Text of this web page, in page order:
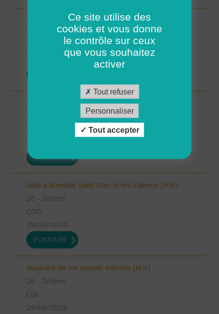
Aides à domicile (H/F)
56 - Morbihan
Aide à domicile Pont de l'Isère (H/F)
POSTULER
Aide à domicile Saint Marcel les Valence (H/F)
26 - Drôme
CDD
29/06/2026
POSTULER
Auxiliaire de vie sociale Valence (H/F)
26 - Drôme
CDI
29/06/2026
Ce site utilise des
cookies et vous donne
le contrôle sur ceux
que vous souhaitez
activer
Tout refuser
Personnaliser
Tout accepter